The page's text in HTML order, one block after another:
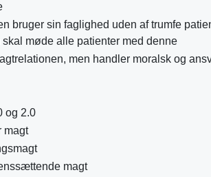
bruger sin faglighed uden af trumfe
skal møde alle patienter med denne
men handler moralsk og
og 2.0
magt
magt